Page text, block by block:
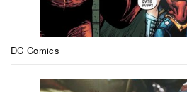
DC Comics